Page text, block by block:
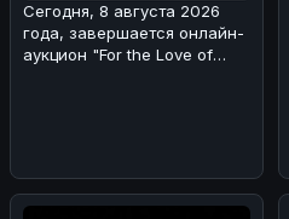
Сегодня, 8 августа 2026
года, завершается онлайн-
аукцион "For the Love of